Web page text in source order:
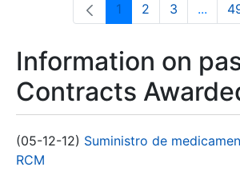
Page
1 Page
2 Page
3 ...
Information on
Contracts
(05-12-12) Suministro de
RCM